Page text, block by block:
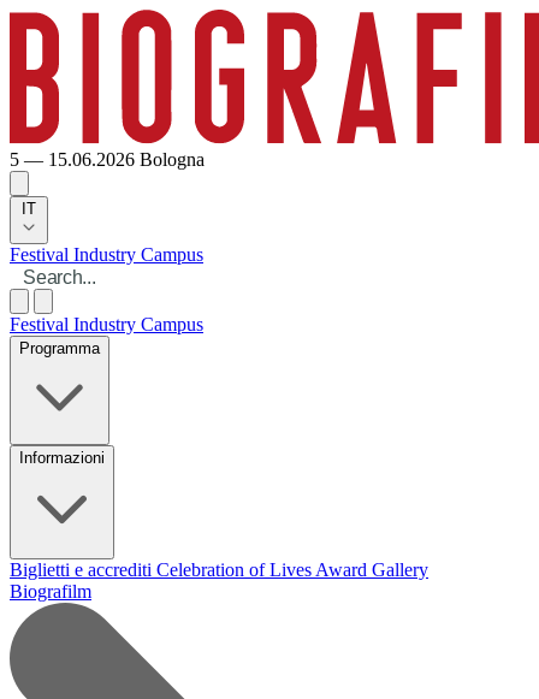
5 — 15.06.2026 Bologna
IT
Festival Industry Campus
Festival Industry Campus
Programma
Informazioni
Biglietti e accrediti Celebration of Lives Award Gallery
Biografilm